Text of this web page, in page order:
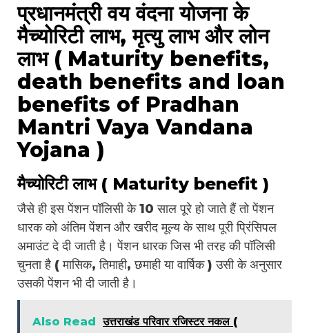
प्रधानमंत्री वय वंदना योजना के
मैच्योरिटी लाभ, मृत्यु लाभ और लोन
लाभ ( Maturity benefits,
death benefits and loan
benefits of Pradhan
Mantri Vaya Vandana
Yojana )
मैच्योरिटी लाभ ( Maturity benefit )
जैसे ही इस पेंशन पॉलिसी के 10 साल पूरे हो जाते हैं तो पेंशन
धारक को अंतिम पेंशन और खरीद मूल्य के साथ पूरी प्रिंसिपल
अमाउंट दे दी जाती है। पेंशन धारक जिस भी तरह की पॉलिसी
चुनता है ( मासिक, तिमाही, छमाही या वार्षिक ) उसी के अनुसार
उसकी पेंशन भी दी जाती है।
Also Read
उत्तराखंड परिवार रजिस्टर नकल (